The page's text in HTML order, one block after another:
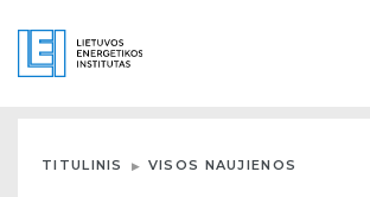
TITULINIS VISOS NAUJIENOS